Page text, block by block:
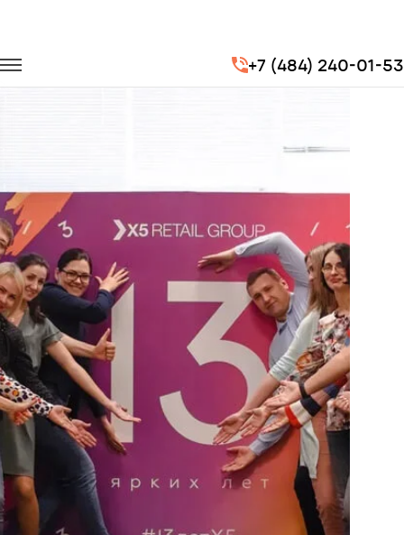
+7 (484) 240-01-53
Корпоративные перевозки
Корпоратив X5 Retail Group